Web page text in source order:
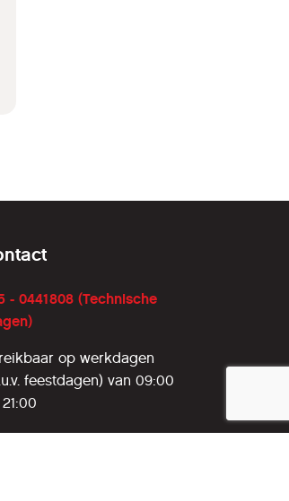
- 0441808 (Technische
op werkdagen
feestdagen) van 09:00